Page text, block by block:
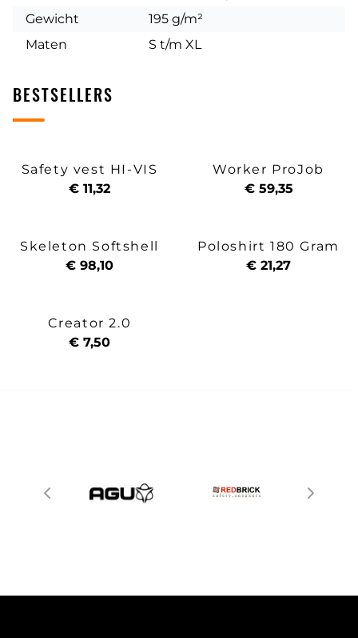
Gewicht
195 g/m²
Maten
S t/m XL
BESTSELLERS
Safety vest HI-VIS
€ 11,32
Worker ProJob
€ 59,35
Skeleton Softshell
€ 98,10
Poloshirt 180 Gram
€ 21,27
Creator 2.0
€ 7,50